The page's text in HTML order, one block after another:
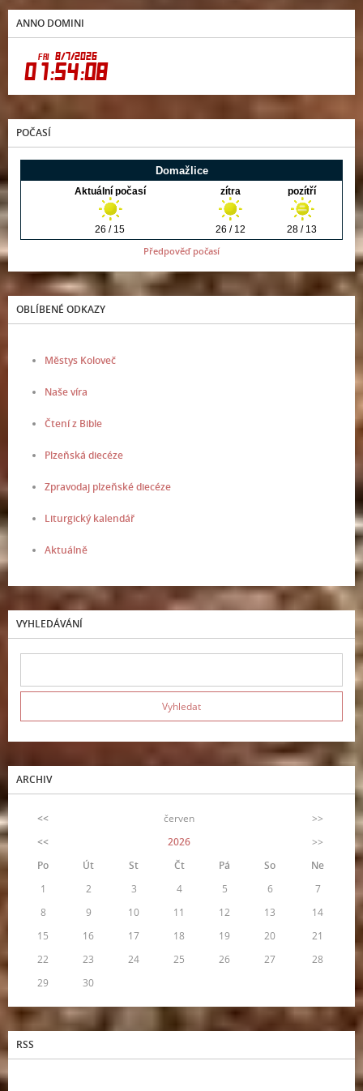
ANNO DOMINI
POČASÍ
Předpověď počasí
OBLÍBENÉ ODKAZY
Městys Koloveč
Naše víra
Čtení z Bible
Plzeňská diecéze
Zpravodaj plzeňské diecéze
Liturgický kalendář
Aktuálně
VYHLEDÁVÁNÍ
ARCHIV
<< červen
>>
<<
2026
>>
Po
Út St Čt Pá So
Ne
1
2 3 4 5 6
7
8
9 10 11 12 13
14
15
16 17 18 19 20
21
22
23 24 25 26 27
28
29
30
RSS